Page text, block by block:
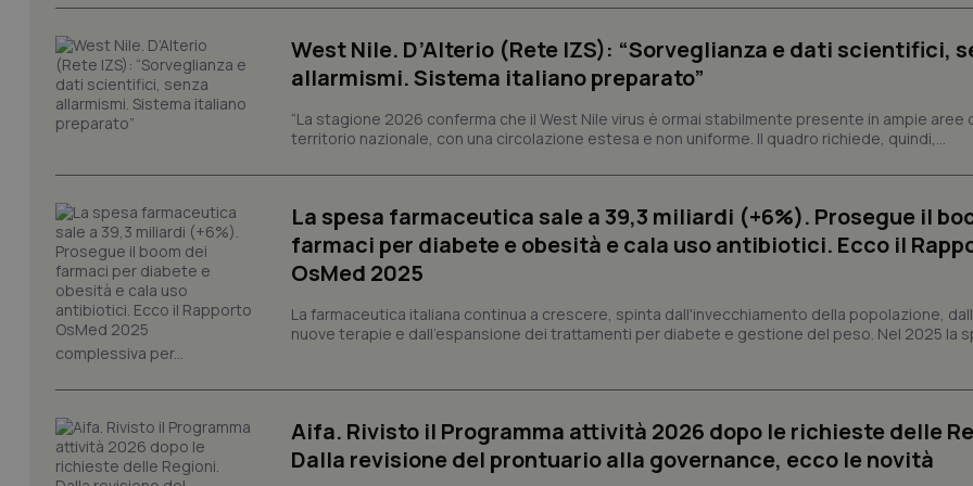
West Nile. D’Alterio (Rete IZS): “Sorveglianza e dati scientifici,
allarmismi. Sistema italiano preparato”
“La stagione 2026 conferma che il West Nile virus è ormai stabilmente presente in ampie aree
territorio nazionale, con una circolazione estesa e non uniforme. Il quadro richiede, quindi,...
La spesa farmaceutica sale a 39,3 miliardi (+6%). Prosegue il
farmaci per diabete e obesità e cala uso antibiotici. Ecco il
OsMed 2025
La farmaceutica italiana continua a crescere, spinta dall'invecchiamento della popolazione,
nuove terapie e dall'espansione dei trattamenti per diabete e gestione del peso. Nel 2025 la
complessiva per...
Aifa. Rivisto il Programma attività 2026 dopo le richieste delle
Dalla revisione del prontuario alla governance, ecco le novità
e l'accesso alle aree protette del sito. Il sito web non è in grado di funzionare correttamente senza questi
Nome
.youtube.com
settimane
scelte di consenso e privacy
interazione con il sito. Registra i
del visitatore riguardo a varie
preferenze siano onorate nelle
CookieScriptConsent
CookieScript
www.quotidianosanita.it
5 mesi 3
settimane
Questo cookie viene utilizzato
Script.com per ricordare le
sui cookie dei visitatori. È
dei cookie di Cookie-Script.com
tracking-enable
settimane
2 giorni
abilitare il sistema di tracking
2 giorni
_ga
Google LLC
.quotidianosanita.it
1 anno 1
mese
Questo nome di cookie è
Universal Analytics, che è un
significativo del servizio di
utilizzato da Google. Questo